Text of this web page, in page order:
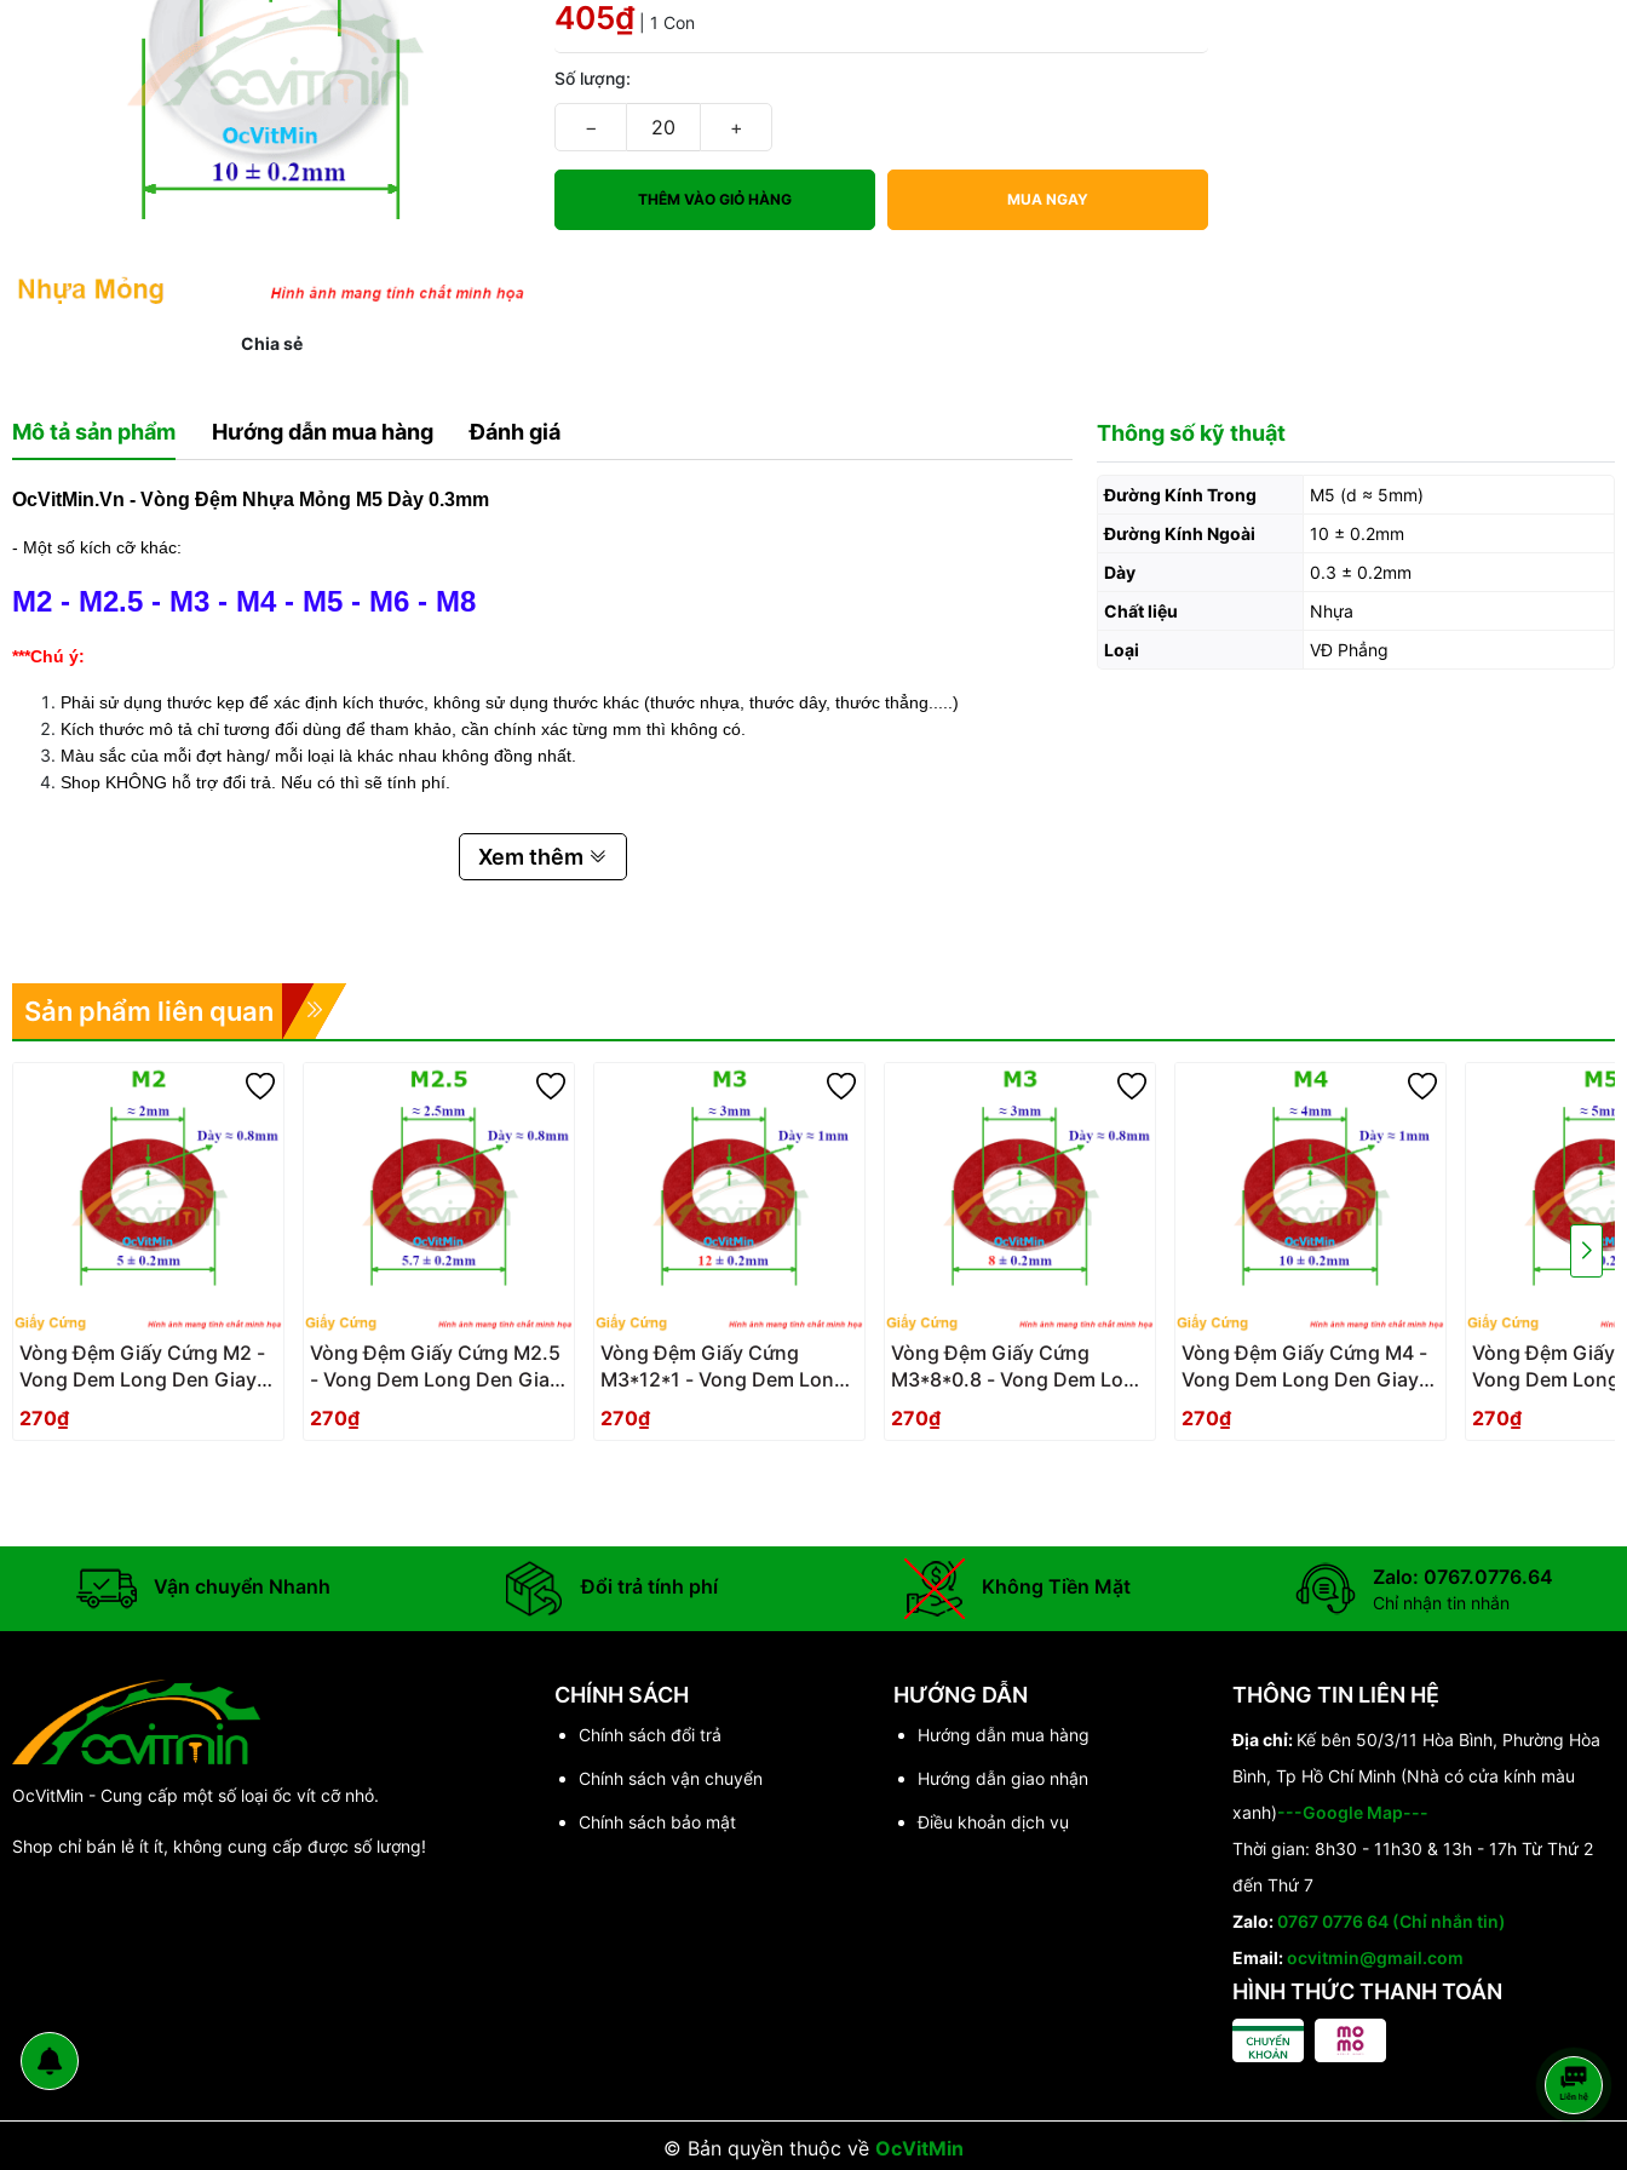
Chia sẻ
405₫ | 1 Con
Số lượng:
− +
THÊM VÀO GIỎ HÀNG MUA NGAY
Mô tả sản phẩm Hướng dẫn mua hàng Đánh giá
OcVitMin.Vn - Vòng Đệm Nhựa Mỏng M5 Dày 0.3mm
- Một số kích cỡ khác:
M2 - M2.5 - M3 - M4 - M5 - M6 - M8
***Chú ý:
Phải sử dụng thước kẹp để xác định kích thước, không sử dụng thước khác (thước nhựa, thước dây, thước thẳng.....)
Kích thước mô tả chỉ tương đối dùng để tham khảo, cần chính xác từng mm thì không có.
Màu sắc của mỗi đợt hàng/ mỗi loại là khác nhau không đồng nhất.
Shop KHÔNG hỗ trợ đổi trả. Nếu có thì sẽ tính phí.
Xem thêm
Thông số kỹ thuật
Đường Kính Trong
M5 (d ≈ 5mm)
Đường Kính Ngoài
10 ± 0.2mm
Dày
0.3 ± 0.2mm
Chất liệu
Nhựa
Loại
VĐ Phẳng
Sản phẩm liên quan
Vòng Đệm Giấy Cứng M2 -
Vong Dem Long Den Giay
Cung
270₫
Vòng Đệm Giấy Cứng M2.5
- Vong Dem Long Den Giay
Cung
270₫
Vòng Đệm Giấy Cứng
M3*12*1 - Vong Dem Long
Den Giay Cung
270₫
Vòng Đệm Giấy Cứng
M3*8*0.8 - Vong Dem Long
Den Giay Cung
270₫
Vòng Đệm Giấy Cứng M4 -
Vong Dem Long Den Giay
Cung
270₫
Vòng Đệm Giấy
Vong Dem Long
Cung
270₫
Vận chuyển Nhanh Đổi trả tính phí Không Tiền Mặt Zalo: 0767.0776.64
Chỉ nhận tin nhắn
OcVitMin - Cung cấp một số loại ốc vít cỡ nhỏ.
Shop chỉ bán lẻ ít ít, không cung cấp được số lượng!
CHÍNH SÁCH
Chính sách đổi trả
Chính sách vận chuyển
Chính sách bảo mật
HƯỚNG DẪN
Hướng dẫn mua hàng
Hướng dẫn giao nhận
Điều khoản dịch vụ
THÔNG TIN LIÊN HỆ
Địa chỉ: Kế bên 50/3/11 Hòa Bình, Phường Hòa
Bình, Tp Hồ Chí Minh (Nhà có cửa kính màu
xanh)---Google Map---
Thời gian: 8h30 - 11h30 & 13h - 17h Từ Thứ 2
đến Thứ 7
Zalo:0767 0776 64 (Chỉ nhắn tin)
Email:ocvitmin@gmail.com
HÌNH THỨC THANH TOÁN
© Bản quyền thuộc về OcVitMin